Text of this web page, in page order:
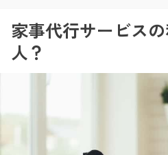
家事代行サービス
人？